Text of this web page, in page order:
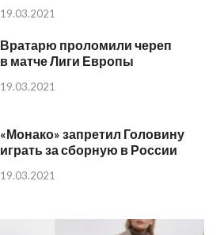
19.03.2021
Вратарю проломили череп
в матче Лиги Европы
19.03.2021
«Монако» запретил Головину
играть за сборную в России
19.03.2021